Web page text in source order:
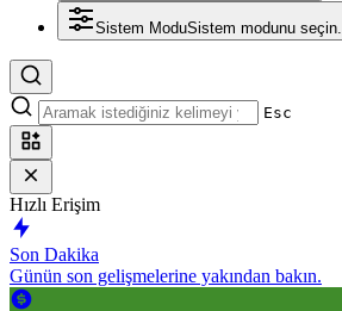
Sistem ModuSistem modunu seçin.
Esc
Hızlı Erişim
Son Dakika
Günün son gelişmelerine yakından bakın.